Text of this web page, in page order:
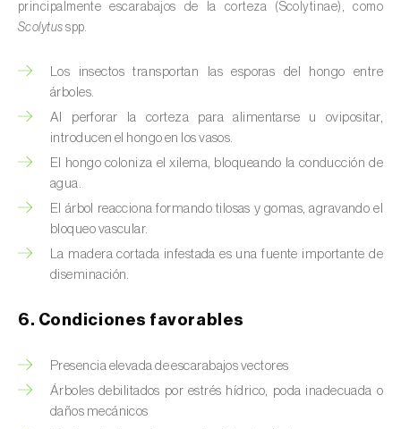
principalmente escarabajos de la corteza (Scolytinae), como
Scolytus spp.
Los insectos transportan las esporas del hongo entre
árboles.
Al perforar la corteza para alimentarse u ovipositar,
introducen el hongo en los vasos.
El hongo coloniza el xilema, bloqueando la conducción de
agua.
El árbol reacciona formando tilosas y gomas, agravando el
bloqueo vascular.
La madera cortada infestada es una fuente importante de
diseminación.
6. Condiciones favorables
Presencia elevada de escarabajos vectores
Árboles debilitados por estrés hídrico, poda inadecuada o
daños mecánicos